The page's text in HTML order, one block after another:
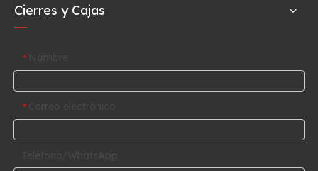
Cierres y Cajas
*
*